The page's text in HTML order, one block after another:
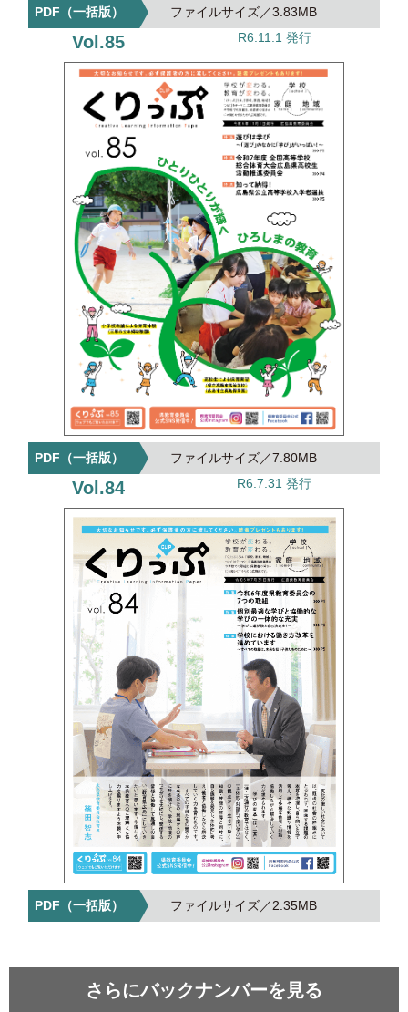
3.83MB
85 R6.11.1 発行
7.80MB
84 R6.7.31 発行
2.35MB
さらにバックナンバーを見る